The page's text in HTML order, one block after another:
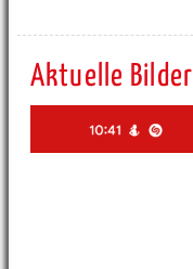
Aktuelle Bilder